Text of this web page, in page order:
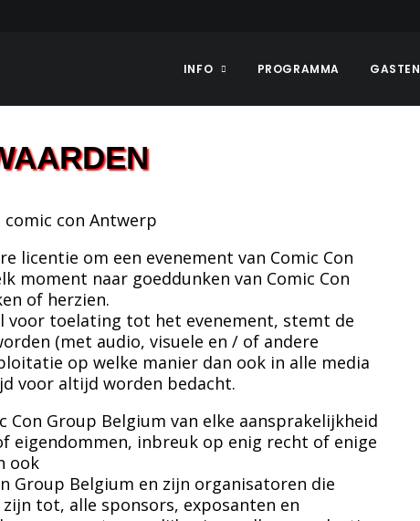
INFO PROGRAMMA GASTEN
comic con Antwerp
licentie om een evenement van Comic Con
moment naar goeddunken van Comic Con
of herzien.
voor toelating tot het evenement, stemt de
(met audio, visuele en / of andere
op welke manier dan ook in alle media
voor altijd worden bedacht.
Con Group Belgium van elke aansprakelijkheid
eigendommen, inbreuk op enig recht of enige
ook
Group Belgium en zijn organisatoren die
tot, alle sponsors, exposanten en